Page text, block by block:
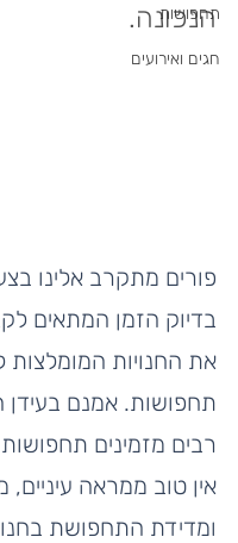
תחפושות
חגים ואירועים
הנכונה.
פורים מתקרב אלינו
בדיוק הזמן המתאים
את החנויות המומלצות
תחפושות. אמנם בעידן
רבים מזמינים תחפושות
אין טוב ממראה
ומדידת התחפושת